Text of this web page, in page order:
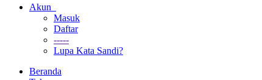
Akun
Masuk
Daftar
-----
Lupa Kata Sandi?
Beranda